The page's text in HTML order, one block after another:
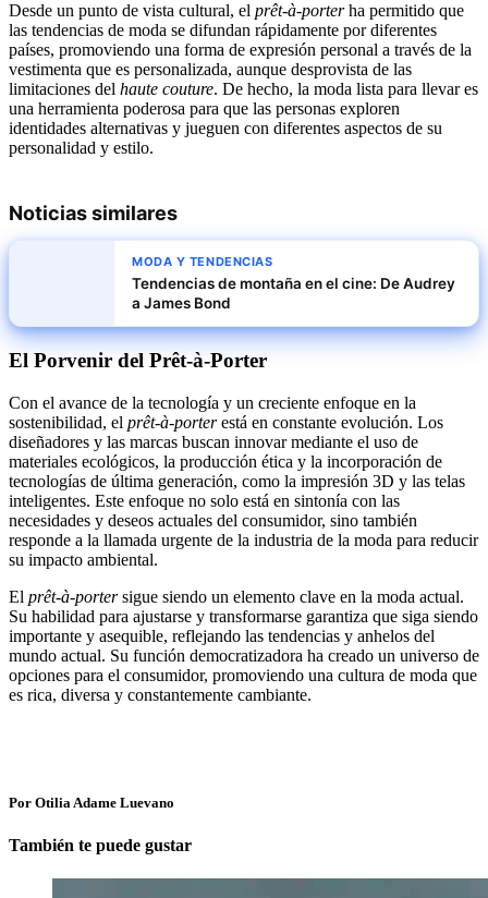
Desde un punto de vista cultural, el prêt-à-porterha permitido que
las tendencias de moda se difundan rápidamente por diferentes
países, promoviendo una forma de expresión personal a través de la
vestimenta que es personalizada, aunque desprovista de las
limitaciones del haute couture. De hecho, la moda lista para llevar es
una herramienta poderosa para que las personas exploren
identidades alternativas y jueguen con diferentes aspectos de su
personalidad y estilo.
Noticias similares
MODA Y TENDENCIAS
Tendencias de montaña en el cine: De Audrey
a James Bond
El Porvenir del Prêt-à-Porter
Con el avance de la tecnología y un creciente enfoque en la
sostenibilidad, el prêt-à-porterestá en constante evolución. Los
diseñadores y las marcas buscan innovar mediante el uso de
materiales ecológicos, la producción ética y la incorporación de
tecnologías de última generación, como la impresión 3D y las telas
inteligentes. Este enfoque no solo está en sintonía con las
necesidades y deseos actuales del consumidor, sino también
responde a la llamada urgente de la industria de la moda para reducir
su impacto ambiental.
El prêt-à-portersigue siendo un elemento clave en la moda actual.
Su habilidad para ajustarse y transformarse garantiza que siga siendo
importante y asequible, reflejando las tendencias y anhelos del
mundo actual. Su función democratizadora ha creado un universo de
opciones para el consumidor, promoviendo una cultura de moda que
es rica, diversa y constantemente cambiante.
Por Otilia Adame Luevano
También te puede gustar